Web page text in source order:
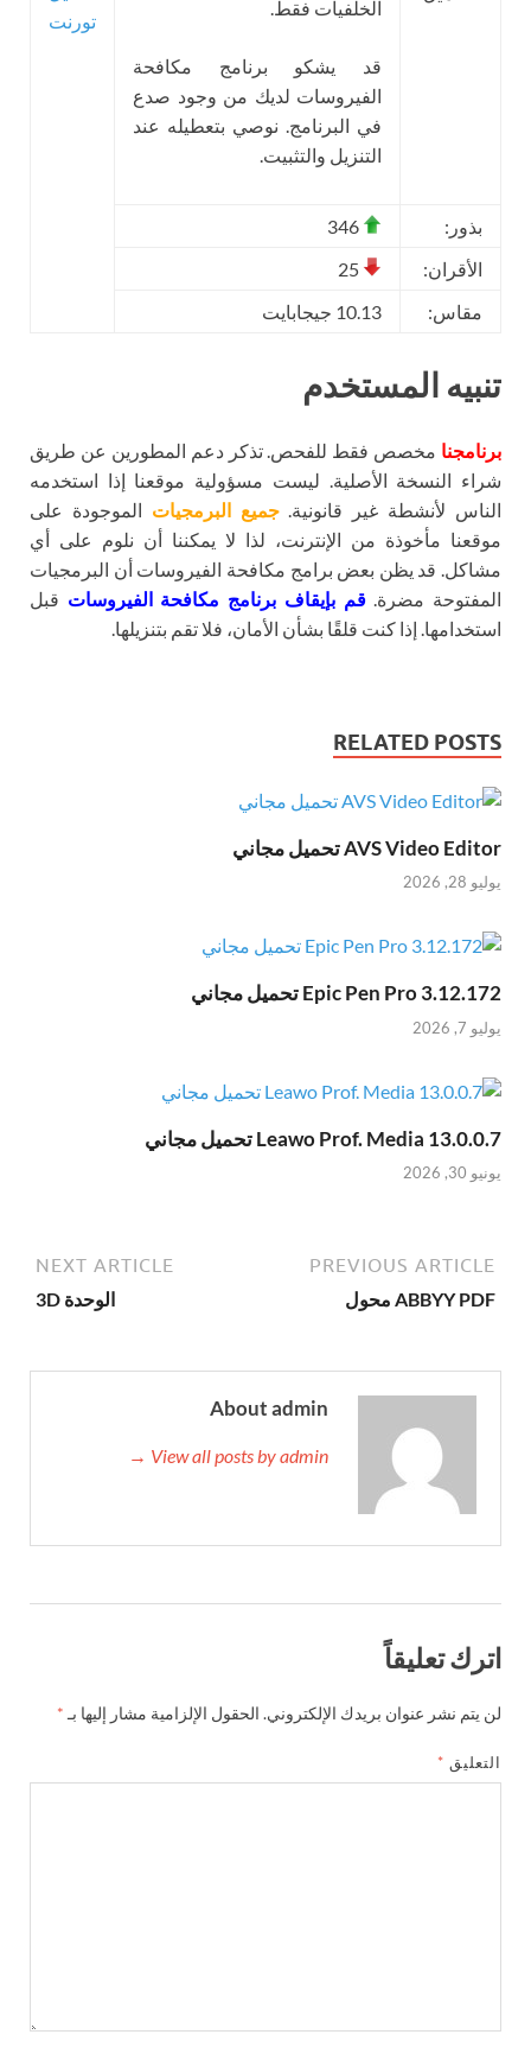
تورنت
الخلفيات فقط.
قد يشكو برنامج مكافحة
الفيروسات لديك من وجود صدع
في البرنامج. نوصي بتعطيله عند
التنزيل والتثبيت.
بذور:
الأقران:
مقاس:
10.13 جيجابايت
تنبيه المستخدم
برنامجنا مخصص فقط للفحص. تذكر دعم المطورين عن طريق
شراء النسخة الأصلية. ليست مسؤولية موقعنا إذا استخدمه
الناس لأنشطة غير قانونية.جميع البرمجيات الموجودة على
موقعنا مأخوذة من الإنترنت، لذا لا يمكننا أن نلوم على أي
مشاكل. قد يظن بعض برامج مكافحة الفيروسات أن البرمجيات
المفتوحة مضرة.قم بإيقاف برنامج مكافحة الفيروسات قبل
استخدامها. إذا كنت قلقًا بشأن الأمان، فلا تقم بتنزيلها.
RELATED POSTS
AVS Video Editor تحميل مجاني
يوليو 28, 2026
Epic Pen Pro 3.12.172 تحميل مجاني
يوليو 7, 2026
Leawo Prof. Media 13.0.0.7 تحميل مجاني
يونيو 30, 2026
PREVIOUS ARTICLE
ABBYY PDF محول
NEXT ARTICLE
الوحدة 3D
About admin
View all posts by admin →
اترك تعليقاً
لن يتم نشر عنوان بريدك الإلكتروني. الحقول الإلزامية مشار إليها بـ *
التعليق *